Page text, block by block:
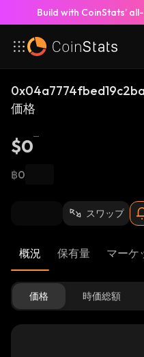
Build with CoinStats’
価格
$0
฿0
スワップ
概況 保有量 マーケ
価格 時価総額